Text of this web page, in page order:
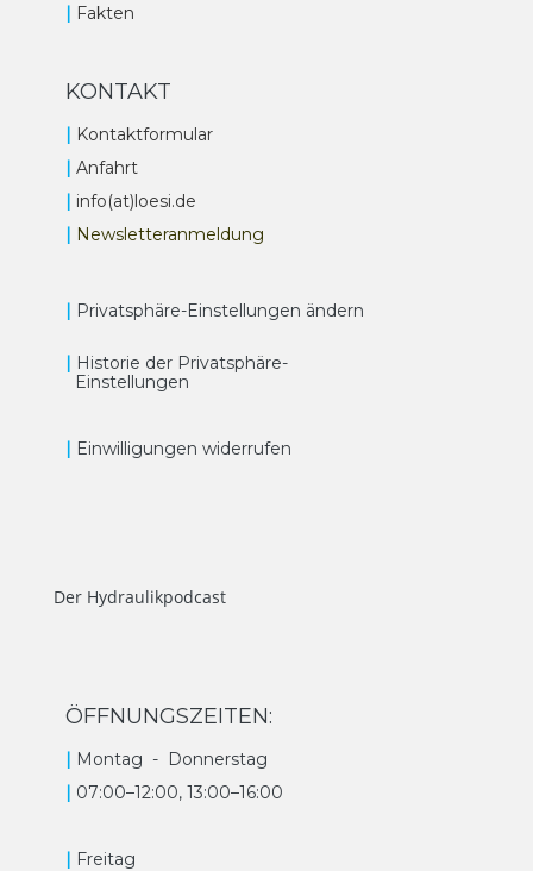
| Fakten
KONTAKT
| Kontaktformular
| Anfahrt
| info(at)loesi.de
| Newsletteranmeldung
| Privatsphäre-Einstellungen ändern
| Historie der Privatsphäre-
Einstellungen
| Einwilligungen widerrufen
Der Hydraulikpodcast
ÖFFNUNGSZEITEN:
| Montag - Donnerstag
| 07:00–12:00, 13:00–16:00
| Freitag